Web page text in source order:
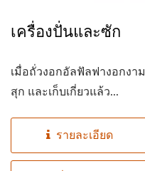
เครื่องปั่นและซัก
เมื่อถั่วงอกอัลฟัลฟางอกงาม
สุก และเก็บเกี่ยวแล้ว...
รายละเอียด